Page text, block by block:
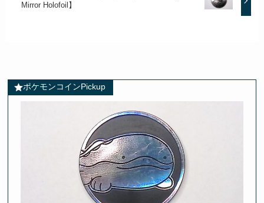
Mirror Holofoil】
ポケモンコインPickup